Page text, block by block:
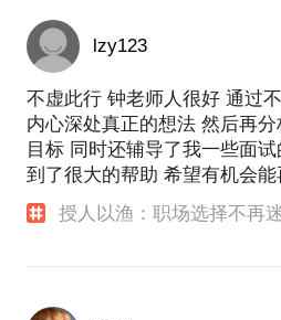
lzy123
不虚此行 钟老师人很好 通过
内心深处真正的想法 然后再
目标 同时还辅导了我一些面
到了很大的帮助 希望有机会
授人以渔：职场选择不再